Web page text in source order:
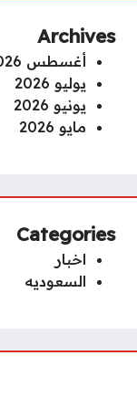
Archives
أغسطس 2026
يوليو 2026
يونيو 2026
مايو 2026
Categories
اخبار
السعوديه